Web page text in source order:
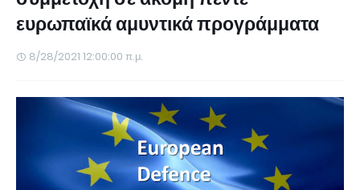
ευρωπαϊκά αμυντικά προγράμματα
8/28/2021 12:00:00 π.μ.